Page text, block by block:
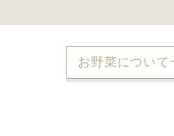
お野菜について